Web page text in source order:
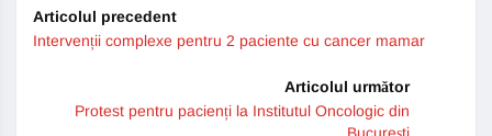
Articolul precedent
Intervenții complexe pentru 2 paciente cu cancer mamar
Articolul următor
Protest pentru pacienți la Institutul Oncologic din